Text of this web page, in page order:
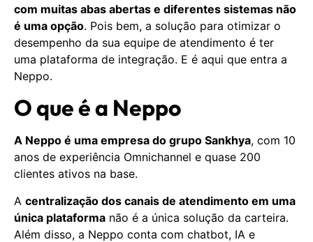
com muitas abas abertas e diferentes sistemas não
é uma opção. Pois bem, a solução para otimizar o
desempenho da sua equipe de atendimento é ter
uma plataforma de integração. E é aqui que entra a
Neppo.
O que é a Neppo
A Neppo é uma empresa do grupo Sankhya, com 10
anos de experiência Omnichannel e quase 200
clientes ativos na base.
A centralização dos canais de atendimento em uma
única plataforma não é a única solução da carteira.
Além disso, a Neppo conta com chatbot, IA e